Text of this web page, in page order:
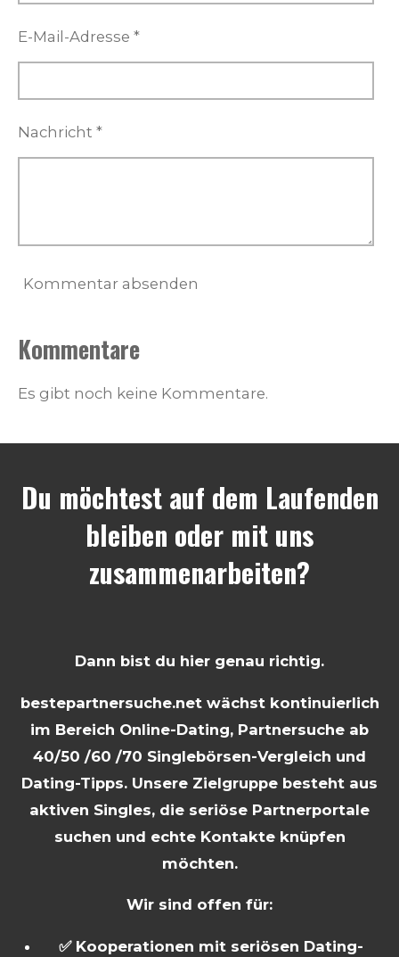
E-Mail-Adresse *
Nachricht *
Kommentar absenden
Kommentare
Es gibt noch keine Kommentare.
Du möchtest auf dem Laufenden
bleiben oder mit uns
zusammenarbeiten?
Dann bist du hier genau richtig.
bestepartnersuche.net wächst kontinuierlich
im Bereich Online-Dating, Partnersuche ab
40/50 /60 /70 Singlebörsen-Vergleich und
Dating-Tipps. Unsere Zielgruppe besteht aus
aktiven Singles, die seriöse Partnerportale
suchen und echte Kontakte knüpfen
möchten.
Wir sind offen für:
✅ Kooperationen mit seriösen Dating-